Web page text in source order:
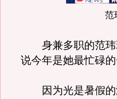
范
身兼多职的范玮
说今年是她最忙碌的
因为光是暑假的